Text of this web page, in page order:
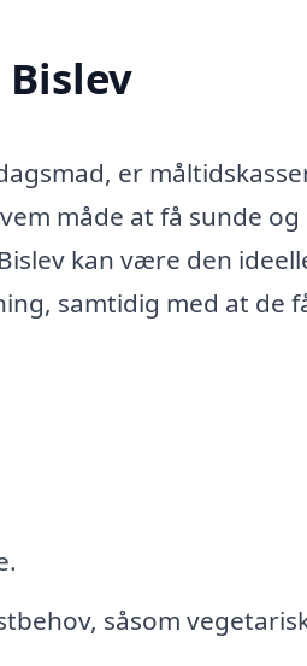
er
måde at få sunde og
kan være den
samtidig med at de
såsom